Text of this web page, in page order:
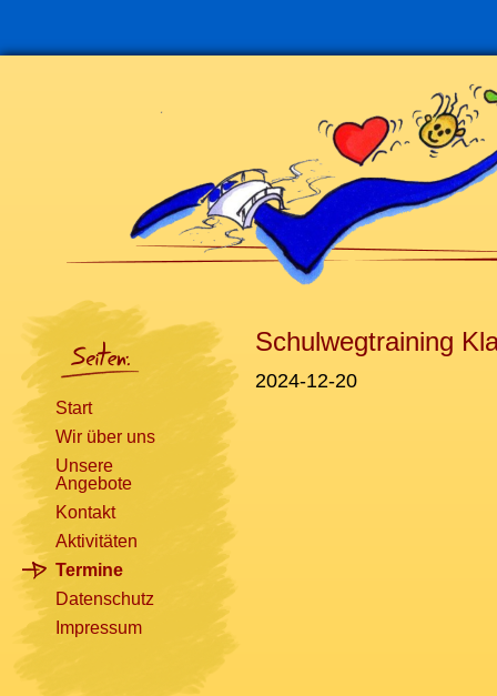
Schulwegtraining
2024-12-20
Navigation
überspringen
Start
Wir über uns
Unsere
Angebote
Kontakt
Aktivitäten
Termine
Datenschutz
Impressum